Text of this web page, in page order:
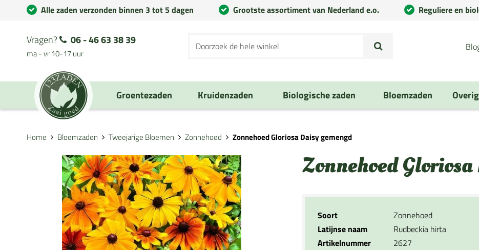
Alle zaden verzonden binnen 3 tot 5 dagen Grootste assortiment van Nederland e.o. Reguliere en
Vragen? 06 - 46 63 38 39
ma - vr 10-17 uur
Groentezaden Kruidenzaden Biologische zaden Bloemzaden
Home Bloemzaden Tweejarige Bloemen Zonnehoed Zonnehoed Gloriosa Daisy gemengd
Zonnehoed
Soort
Zonnehoed
Latijnse naam
Rudbeckia hirta
Artikelnummer
2627